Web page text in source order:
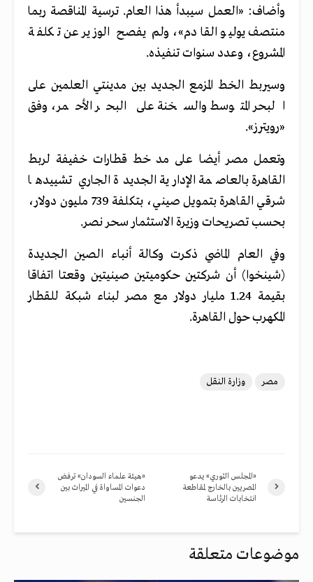
وأضاف: «العمل سيبدأ هذا العام. ترسية المناقصة ربما
منتصف يوليو القادم»، ولم يفصح الوزير عن تكلفة
المشروع، وعدد سنوات تنفيذه.
وسيربط الخط المزمع الجديد بين مدينتي العلمين على
البحر المتوسط والسخنة على البحر الأحمر، وفق
«رويترز».
وتعمل مصر أيضا على مد خط قطارات خفيفة لربط
القاهرة بالعاصمة الإدارية الجديدة الجاري تشييدها
شرقي القاهرة بتمويل صيني، بتكلفة 739 مليون دولار،
بحسب تصريحات وزيرة الاستثمار سحر نصر.
وفي العام الماضي ذكرت وكالة أنباء الصين الجديدة
(شينخوا) أن شركتين حكوميتين صينيتين وقعتا اتفاقا
بقيمة 1.24 مليار دولار مع مصر لبناء شبكة للقطار
المكهرب حول القاهرة.
مصر وزارة النقل
«هيئة علماء السودان» ترفض
دعوات المساواة في الميراث بين
الجنسين
«المجلس الثوري» يدعو
المصريين بالخارج لمقاطعة
انتخابات الرئاسة
موضوعات متعلقة